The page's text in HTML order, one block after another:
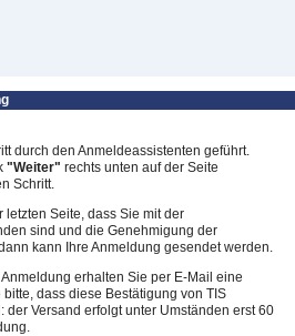
durch den Anmeldeassistenten geführt.
"Weiter" rechts unten auf der Seite
Schritt.
letzten Seite, dass Sie mit der
sind und die Genehmigung der
kann Ihre Anmeldung gesendet werden.
erhalten Sie per E-Mail eine
dass diese Bestätigung von TIS
der Versand erfolgt unter Umständen erst 60